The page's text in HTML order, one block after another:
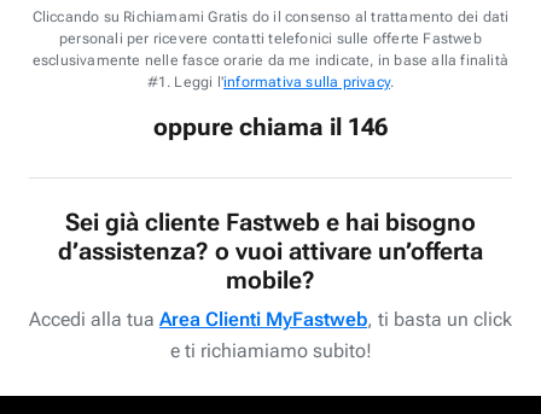
Cliccando su Richiamami Gratis do il consenso al trattamento dei dati
personali per ricevere contatti telefonici sulle offerte Fastweb
esclusivamente nelle fasce orarie da me indicate, in base alla finalità
#1. Leggi l'informativa sulla privacy.
oppure chiama il 146
Sei già cliente Fastweb e hai bisogno
d’assistenza? o vuoi attivare un’offerta
mobile?
Accedi alla tua Area Clienti MyFastweb, ti basta un click
e ti richiamiamo subito!